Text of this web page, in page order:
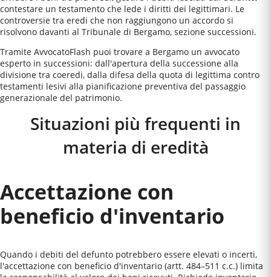
contestare un testamento che lede i diritti dei legittimari. Le
controversie tra eredi che non raggiungono un accordo si
risolvono davanti al Tribunale di Bergamo, sezione successioni.
Tramite AvvocatoFlash puoi trovare a Bergamo un avvocato
esperto in successioni: dall'apertura della successione alla
divisione tra coeredi, dalla difesa della quota di legittima contro
testamenti lesivi alla pianificazione preventiva del passaggio
generazionale del patrimonio.
Situazioni più frequenti in
materia di eredità
Accettazione con
beneficio d'inventario
Quando i debiti del defunto potrebbero essere elevati o incerti,
l'accettazione con beneficio d'inventario (artt. 484–511 c.c.) limita